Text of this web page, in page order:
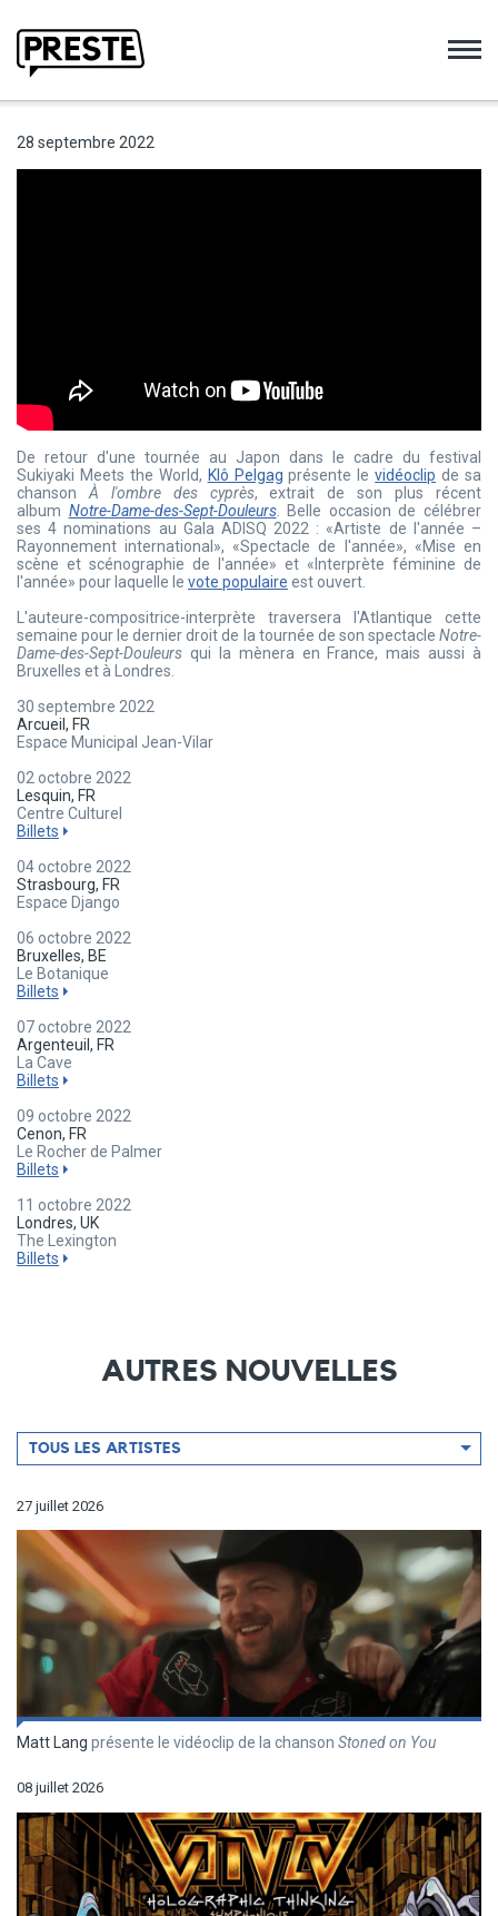
28 septembre 2022
De retour d'une tournée au Japon dans le cadre du festival
Sukiyaki Meets the World, Klô Pelgag présente levidéoclip de sa
chanson À l'ombre des cyprès, extrait de son plus récent
album Notre-Dame-des-Sept-Douleurs. Belle occasion de célébrer
ses 4 nominations au Gala ADISQ 2022 : «Artiste de l'année –
Rayonnement international», «Spectacle de l'année», «Mise en
scène et scénographie de l'année» et «Interprète féminine de
l'année» pour laquelle le vote populaire est ouvert.
L'auteure-compositrice-interprète traversera l'Atlantique cette
semaine pour le dernier droit de la tournée de son spectacle Notre-
Dame-des-Sept-Douleurs qui la mènera en France, mais aussi à
Bruxelles et à Londres.
30 septembre 2022
Arcueil, FR
Espace Municipal Jean-Vilar
02 octobre 2022
Lesquin, FR
Centre Culturel
Billets
04 octobre 2022
Strasbourg, FR
Espace Django
06 octobre 2022
Bruxelles, BE
Le Botanique
Billets
07 octobre 2022
Argenteuil, FR
La Cave
Billets
09 octobre 2022
Cenon, FR
Le Rocher de Palmer
Billets
11 octobre 2022
Londres, UK
The Lexington
Billets
AUTRES NOUVELLES
Filtrer
par
TOUS LES ARTISTES
27 juillet 2026
Matt Lang présente le vidéoclip de la chanson Stoned on You
08 juillet 2026